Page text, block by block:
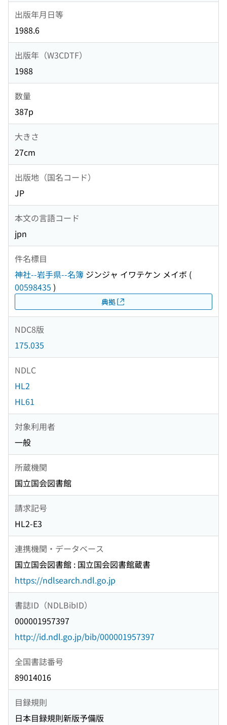
出版年月日等
1988.6
出版年（W3CDTF）
1988
数量
387p
大きさ
27cm
出版地（国名コード）
JP
本文の言語コード
jpn
件名標目
神社--岩手県--名簿 ジンジャ イワテケン メイボ (
00598435 )
典拠
NDC8版
175.035
NDLC
HL2
HL61
対象利用者
一般
所蔵機関
国立国会図書館
請求記号
HL2-E3
連携機関・データベース
国立国会図書館 : 国立国会図書館蔵書
https://ndlsearch.ndl.go.jp
書誌ID（NDLBibID）
000001957397
http://id.ndl.go.jp/bib/000001957397
全国書誌番号
89014016
目録規則
日本目録規則新版予備版